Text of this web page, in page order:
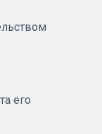
его